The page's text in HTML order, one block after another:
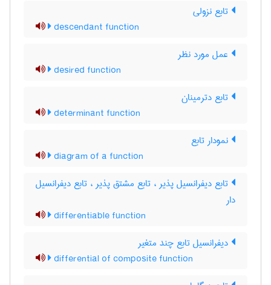
تابع نزولی
descendant function
عمل مورد نظر
desired function
تابع دترمینان
determinant function
نمودار تابع
diagram of a function
تابع دیفرانسیل پذیر ، تابع مشتق پذیر ، تابع دیفرانسیل
دار
differentiable function
دیفرانسیل تابع چند متغیر
differential of composite function